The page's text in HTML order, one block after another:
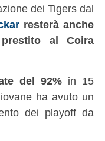
dei Tigers dal
resterà anche
al Coira
del 92% in 15
ha avuto un
dei playoff da